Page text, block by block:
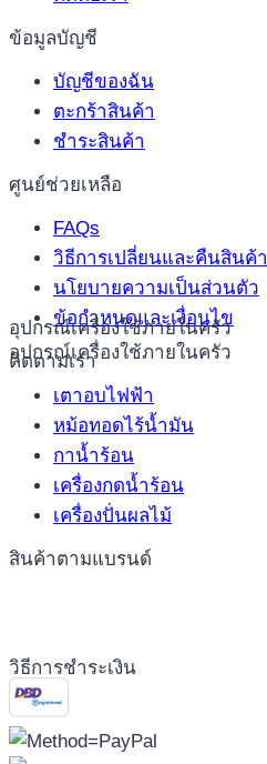
อุปกรณ์เครื่องใช้ภายในครัว
อุปกรณ์เครื่องใช้ภายในครัว
เตาอบไฟฟ้า
หม้อทอดไร้น้ำมัน
กาน้ำร้อน
เครื่องกดน้ำร้อน
เครื่องปั่นผลไม้
สินค้าตามแบรนด์
ข้อมูลบัญชี
บัญชีของฉัน
ตะกร้าสินค้า
ชำระสินค้า
ศูนย์ช่วยเหลือ
FAQs
วิธีการเปลี่ยนและคืนสินค้า
นโยบายความเป็นส่วนตัว
ข้อกำหนดและเงื่อนไข
ติดตามเรา
วิธีการชำระเงิน